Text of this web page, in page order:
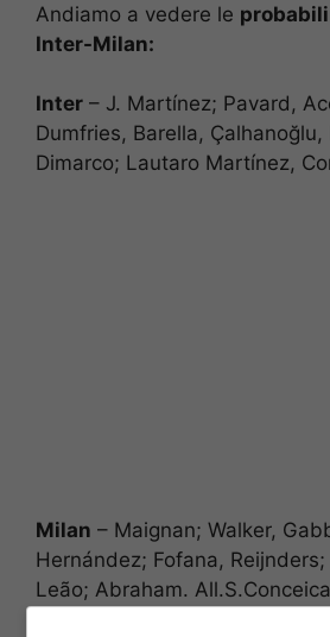
Andiamo a vedere le
Inter-Milan:
Inter – J. Martínez; Pavard,
Dumfries, Barella, Çalhanoğlu,
Dimarco; Lautaro Martínez,
Milan – Maignan; Walker,
Hernández; Fofana,
Leão; Abraham​.